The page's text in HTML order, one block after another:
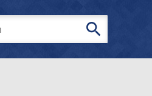
search